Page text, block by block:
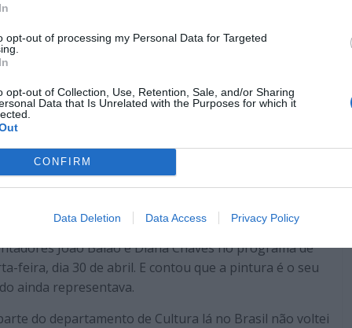
opt-out of processing my Personal Data for Targeted
opt-out of Collection, Use, Retention, Sale, and/or Sharing
Data that Is Unrelated with the Purposes for which it
CONFIRM
Data Deletion Data Access Privacy Policy
João Baião e Diana Chaves no programa de
feira, dia 30 de abril. E contou que a pintura é o seu
ainda representava.
do departamento de Cultura lá no Brasil não voltei